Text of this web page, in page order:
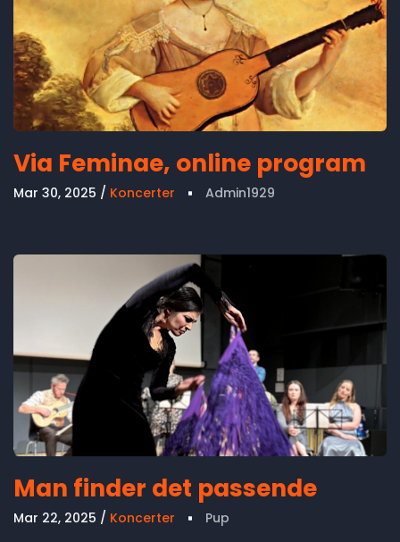
Via Feminae, online program
Mar 30, 2025 Koncerter Admin1929
Man finder det passende
Mar 22, 2025 Koncerter Pup